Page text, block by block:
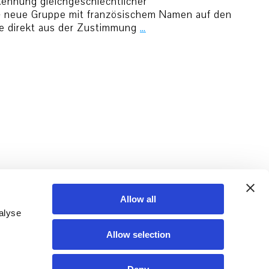
Allow all
Allow selection
Gruppe mit französischem Namen auf den
direkt aus der Zustimmung …